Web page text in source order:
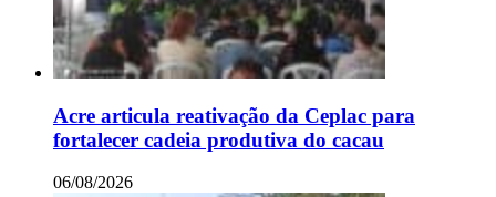
Acre articula reativação da Ceplac para
fortalecer cadeia produtiva do cacau
06/08/2026